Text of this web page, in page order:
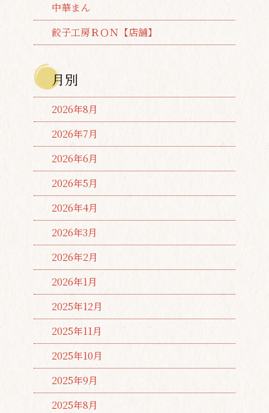
中華まん
餃子工房ＲＯＮ【店舗】
月別
2026年8月
2026年7月
2026年6月
2026年5月
2026年4月
2026年3月
2026年2月
2026年1月
2025年12月
2025年11月
2025年10月
2025年9月
2025年8月